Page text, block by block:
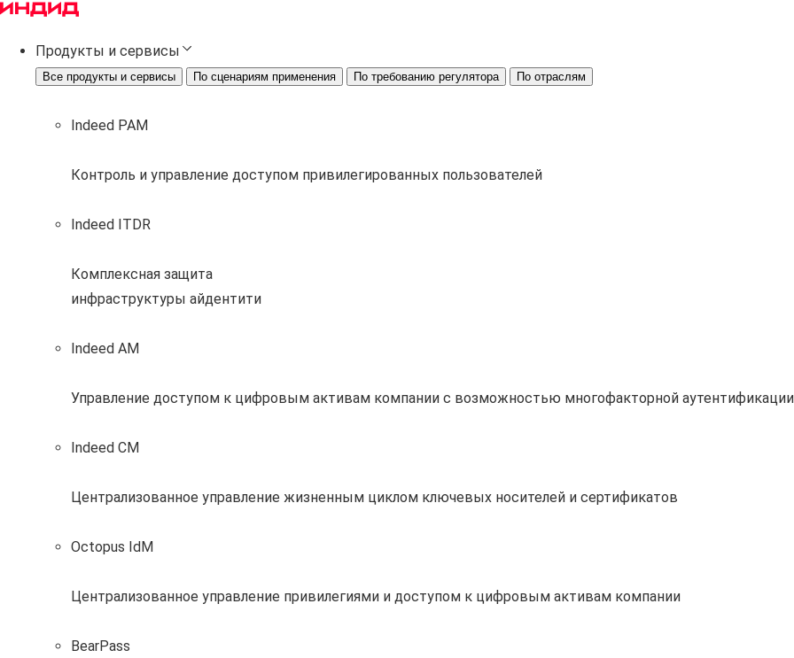
Продукты и сервисы
Все продукты и сервисы По сценариям применения По требованию регулятора По отраслям
Indeed PAM
Контроль и управление доступом привилегированных пользователей
Indeed ITDR
Комплексная защита
инфраструктуры айдентити
Indeed AM
Управление доступом к цифровым активам компании с возможностью многофакторной аутентификации
Indeed CM
Централизованное управление жизненным циклом ключевых носителей и сертификатов
Octopus IdM
Централизованное управление привилегиями и доступом к цифровым активам компании
BearPass